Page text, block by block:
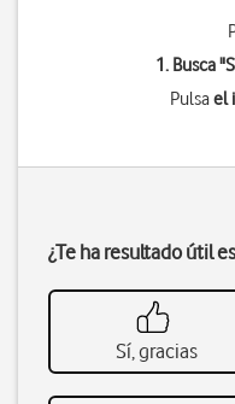
1. Busca "
Pulsael
¿Te ha resultado útil
Sí, gracias